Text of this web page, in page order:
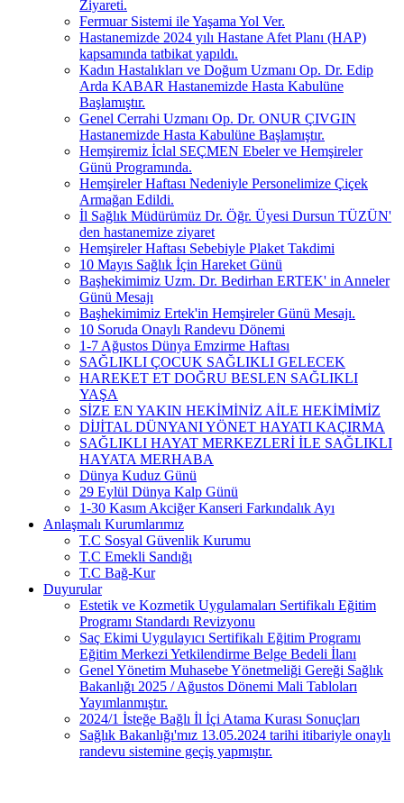
Ziyareti.
Fermuar Sistemi ile Yaşama Yol Ver.
Hastanemizde 2024 yılı Hastane Afet Planı (HAP)
kapsamında tatbikat yapıldı.
Kadın Hastalıkları ve Doğum Uzmanı Op. Dr. Edip
Arda KABAR Hastanemizde Hasta Kabulüne
Başlamıştır.
Genel Cerrahi Uzmanı Op. Dr. ONUR ÇIVGIN
Hastanemizde Hasta Kabulüne Başlamıştır.
Hemşiremiz İclal SEÇMEN Ebeler ve Hemşireler
Günü Programında.
Hemşireler Haftası Nedeniyle Personelimize Çiçek
Armağan Edildi.
İl Sağlık Müdürümüz Dr. Öğr. Üyesi Dursun TÜZÜN'
den hastanemize ziyaret
Hemşireler Haftası Sebebiyle Plaket Takdimi
10 Mayıs Sağlık İçin Hareket Günü
Başhekimimiz Uzm. Dr. Bedirhan ERTEK' in Anneler
Günü Mesajı
Başhekimimiz Ertek'in Hemşireler Günü Mesajı.
10 Soruda Onaylı Randevu Dönemi
1-7 Ağustos Dünya Emzirme Haftası
SAĞLIKLI ÇOCUK SAĞLIKLI GELECEK
HAREKET ET DOĞRU BESLEN SAĞLIKLI
YAŞA
SİZE EN YAKIN HEKİMİNİZ AİLE HEKİMİMİZ
DİJİTAL DÜNYANI YÖNET HAYATI KAÇIRMA
SAĞLIKLI HAYAT MERKEZLERİ İLE SAĞLIKLI
HAYATA MERHABA
Dünya Kuduz Günü
29 Eylül Dünya Kalp Günü
1-30 Kasım Akciğer Kanseri Farkındalık Ayı
Anlaşmalı Kurumlarımız
T.C Sosyal Güvenlik Kurumu
T.C Emekli Sandığı
T.C Bağ-Kur
Duyurular
Estetik ve Kozmetik Uygulamaları Sertifikalı Eğitim
Programı Standardı Revizyonu
Saç Ekimi Uygulayıcı Sertifikalı Eğitim Programı
Eğitim Merkezi Yetkilendirme Belge Bedeli İlanı
Genel Yönetim Muhasebe Yönetmeliği Gereği Sağlık
Bakanlığı 2025 / Ağustos Dönemi Mali Tabloları
Yayımlanmıştır.
2024/1 İsteğe Bağlı İl İçi Atama Kurası Sonuçları
Sağlık Bakanlığı'mız 13.05.2024 tarihi itibariyle onaylı
randevu sistemine geçiş yapmıştır.